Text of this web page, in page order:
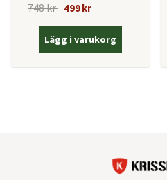
748 kr 499 kr
Lägg i varukorg